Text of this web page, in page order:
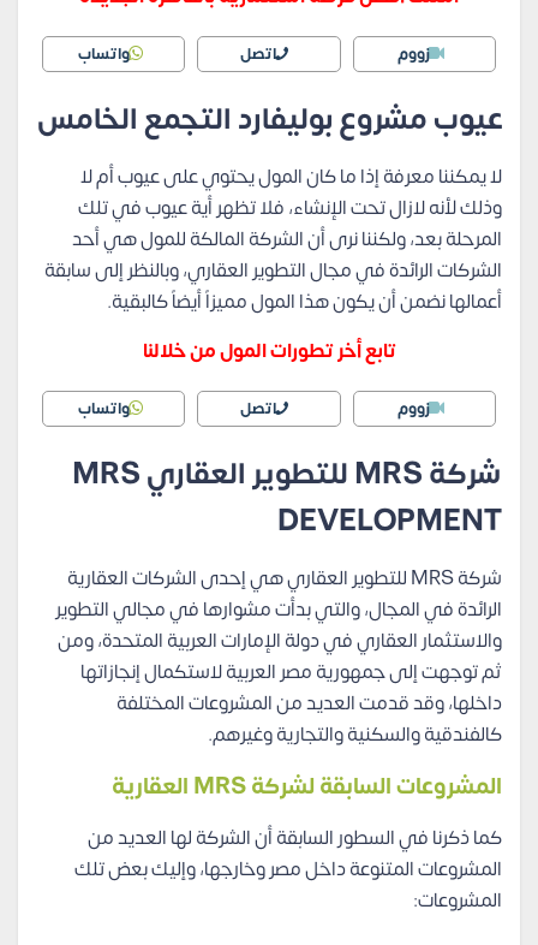
زووم اتصل واتساب
عيوب مشروع بوليفارد التجمع الخامس
لا يمكننا معرفة إذا ما كان المول يحتوي على عيوب أم لا
وذلك لأنه لازال تحت الإنشاء، فلا تظهر أية عيوب في تلك
المرحلة بعد، ولكننا نرى أن الشركة المالكة للمول هي أحد
الشركات الرائدة في مجال التطوير العقاري، وبالنظر إلى سابقة
أعمالها نضمن أن يكون هذا المول مميزاً أيضاً كالبقية.
تابع أخر تطورات المول من خلالنا
زووم اتصل واتساب
شركة MRS للتطوير العقاري MRS
DEVELOPMENT
شركة MRS للتطوير العقاري هي إحدى الشركات العقارية
الرائدة في المجال، والتي بدأت مشوارها في مجالي التطوير
والاستثمار العقاري في دولة الإمارات العربية المتحدة، ومن
ثم توجهت إلى جمهورية مصر العربية لاستكمال إنجازاتها
داخلها، وقد قدمت العديد من المشروعات المختلفة
كالفندقية والسكنية والتجارية وغيرهم.
المشروعات السابقة لشركة MRS العقارية
كما ذكرنا في السطور السابقة أن الشركة لها العديد من
المشروعات المتنوعة داخل مصر وخارجها، وإليك بعض تلك
المشروعات: